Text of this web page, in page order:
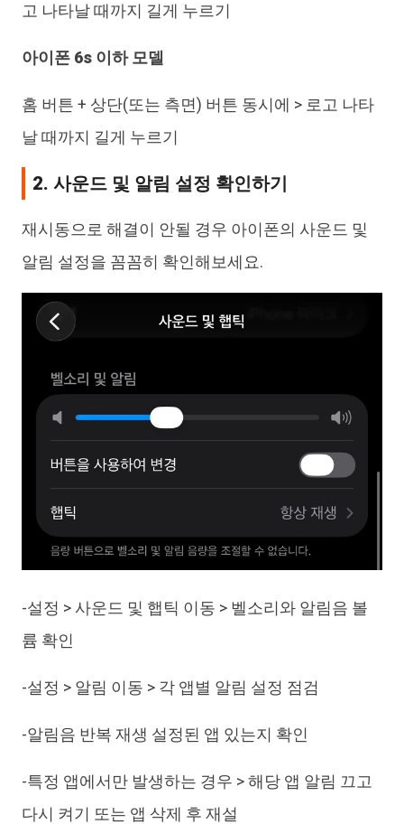
고 나타날 때까지 길게 누르기
아이폰 6s 이하 모델
홈 버튼 + 상단(또는 측면) 버튼 동시에 > 로고 나타
날 때까지 길게 누르기
2. 사운드 및 알림 설정 확인하기
재시동으로 해결이 안될 경우 아이폰의 사운드 및
알림 설정을 꼼꼼히 확인해보세요.
-설정 > 사운드 및 햅틱 이동 > 벨소리와 알림음 볼
륨 확인
-설정 > 알림 이동 > 각 앱별 알림 설정 점검
-알림음 반복 재생 설정된 앱 있는지 확인
-특정 앱에서만 발생하는 경우 > 해당 앱 알림 끄고
다시 켜기 또는 앱 삭제 후 재설